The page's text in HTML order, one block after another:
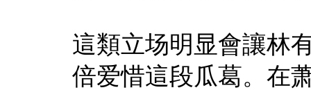
這類立场明显會讓林
倍爱惜這段瓜葛。在